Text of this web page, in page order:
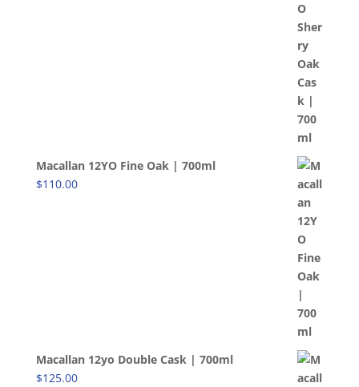
Macallan 12YO Fine Oak | 700ml
$110.00
Macallan 12yo Double Cask | 700ml
$125.00